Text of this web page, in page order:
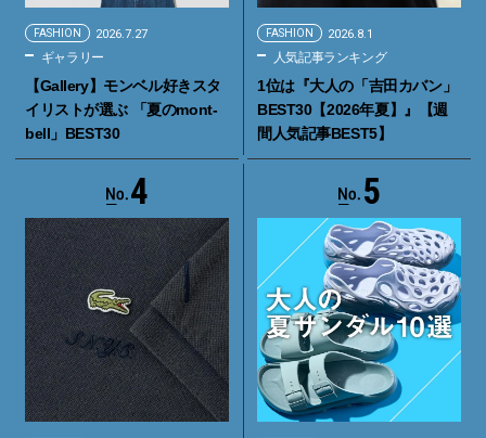
FASHION 2026.7.27
ギャラリー
【Gallery】モンベル好きスタ
イリストが選ぶ 「夏のmont-
bell」BEST30
FASHION 2026.8.1
人気記事ランキング
1位は『大人の「吉田カバン」
BEST30【2026年夏】』【週
間人気記事BEST5】
4 5